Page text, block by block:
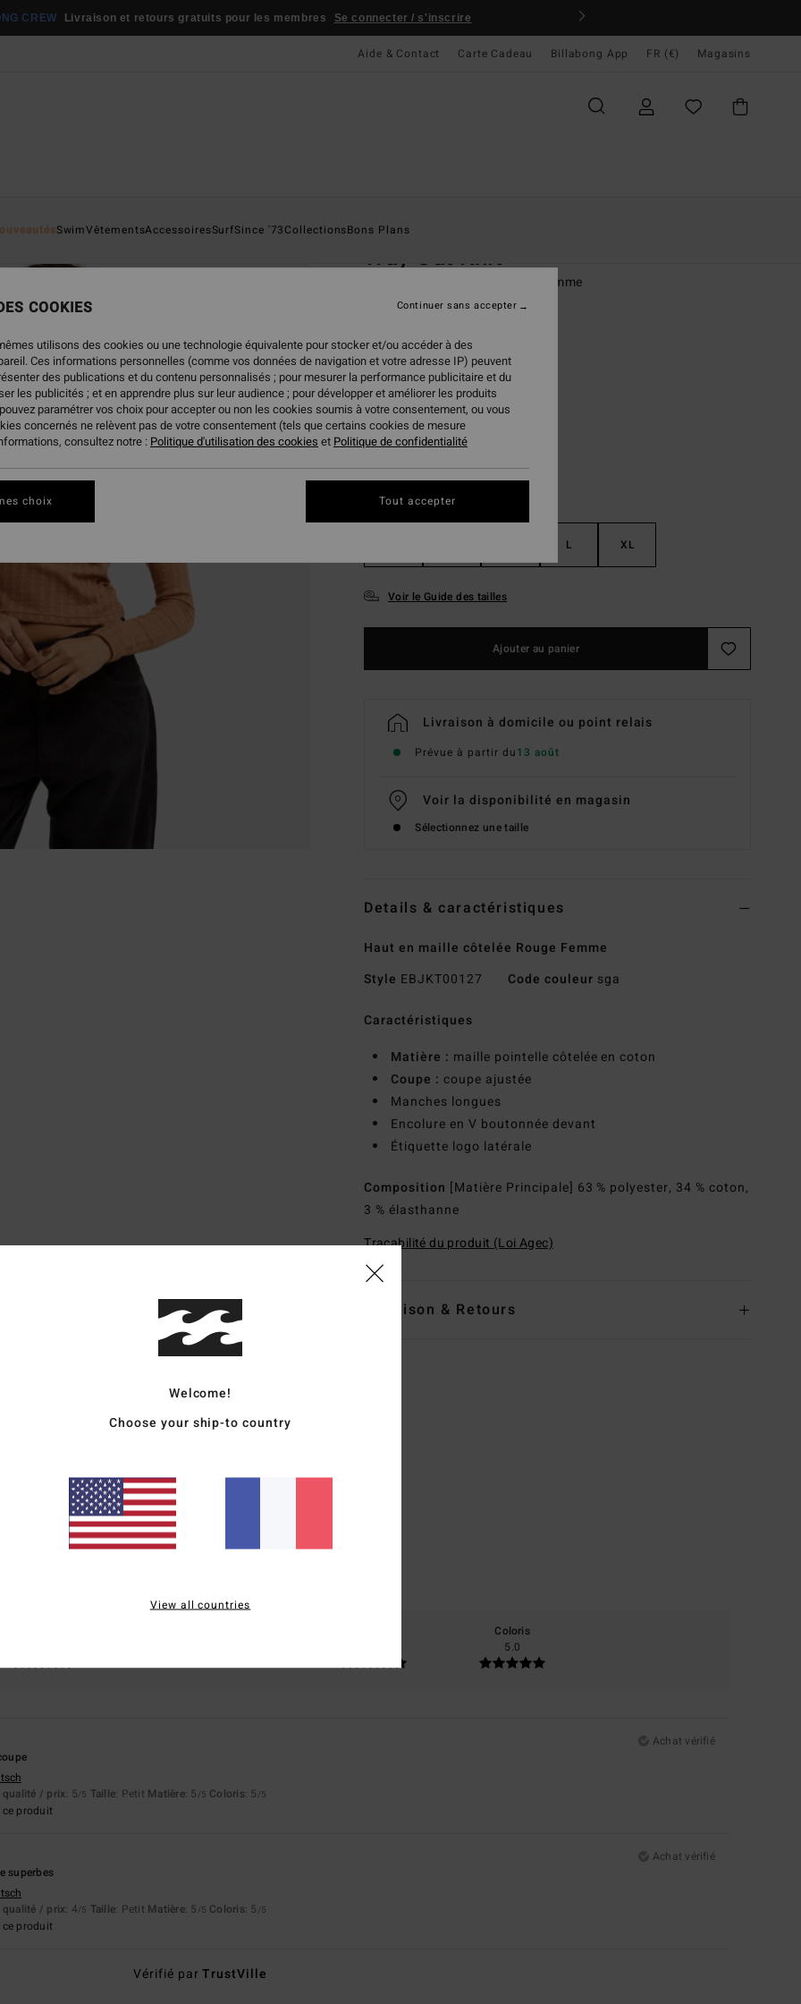
CREW Livraison et retours gratuits pour les membres Se connecter / s'inscrire
Aide & Contact Carte Cadeau Billabong App FR (€) Magasins
SwimVêtementsAccessoiresSurfSince '73CollectionsBons Plans
Way Out Knit
Haut en maille côtelée Rouge Femme
(2 Avis)
45,95 €
CouleurSugar Almond
L XL
Voir le Guide des tailles
Ajouter au panier
Livraison à domicile ou point relais
Prévue à partir du13 août
Voir la disponibilité en magasin
Sélectionnez une taille
Details & caractéristiques
Haut en maille côtelée Rouge Femme
Style EBJKT00127 Code couleur sga
Caractéristiques
Matière : maille pointelle côtelée en coton
Coupe : coupe ajustée
Manches longues
Encolure en V boutonnée devant
Étiquette logo latérale
Composition [Matière Principale] 63 % polyester, 34 % coton,
3 % élasthanne
Traçabilité du produit (Loi Agec)
Livraison & Retours
4.5
qualité / prix
Coloris
5.0
Achat vérifié
qualité / prix: 5/5 Taille: Petit Matière: 5 /5 Coloris: 5 /5
produit
Achat vérifié
superbes
qualité / prix: 4/5 Taille: Petit Matière: 5 /5 Coloris: 5 /5
produit
Vérifié parTrustVille
Welcome!
Choose your ship-to country
View all countries
COOKIES
utilisons des cookies ou une technologie équivalente pour stocker et/ou accéder à des
Ces informations personnelles (comme vos données de navigation et votre adresse IP) peuvent
des publications et du contenu personnalisés ; pour mesurer la performance publicitaire et du
les publicités ; et en apprendre plus sur leur audience ; pour développer et améliorer les produits
paramétrer vos choix pour accepter ou non les cookies soumis à votre consentement, ou vous
concernés ne relèvent pas de votre consentement (tels que certains cookies de mesure
consultez notre : Politique d'utilisation des cookies et Politique de confidentialité
choix
Continuer sans accepter
Tout accepter